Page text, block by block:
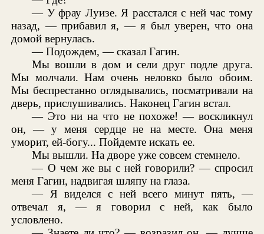
— У фрау Луизе. Я расстался с ней час тому
назад, — прибавил я, — я был уверен, что она
домой вернулась.
— Подождем, — сказал Гагин.
Мы вошли в дом и сели друг подле друга.
Мы молчали. Нам очень неловко было обоим.
Мы беспрестанно оглядывались, посматривали на
дверь, прислушивались. Наконец Гагин встал.
— Это ни на что не похоже! — воскликнул
он, — у меня сердце не на месте. Она меня
уморит, ей-богу... Пойдемте искать ее.
Мы вышли. На дворе уже совсем стемнело.
— О чем же вы с ней говорили? — спросил
меня Гагин, надвигая шляпу на глаза.
— Я виделся с ней всего минут пять, —
отвечал я, — я говорил с ней, как было
условлено.